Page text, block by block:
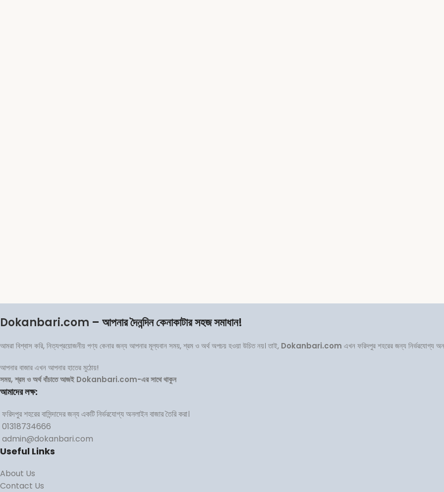
Dokanbari.com – আপনার দৈনন্দিন কেনাকাটার সহজ সমাধান!
আমরা বিশ্বাস করি, নিত্যপ্রয়োজনীয় পণ্য কেনার জন্য আপনার মূল্যবান সময়, শ্রম ও অর্থ অপচয় হওয়া উচিত নয়। তাই, Dokanbari.com এখন ফরিদপুর শহরের জন্য নির্ভরযোগ্য
আপনার বাজার এখন আপনার হাতের মুঠোয়!
সময়, শ্রম ও অর্থ বাঁচাতে আজই Dokanbari.com-এর সাথে থাকুন
আমাদের লক্ষ:
ফরিদপুর শহরের বাসিন্দাদের জন্য একটি নির্ভরযোগ্য অনলাইন বাজার তৈরি করা।
01318734666
admin@dokanbari.com
Useful Links
About Us
Contact Us